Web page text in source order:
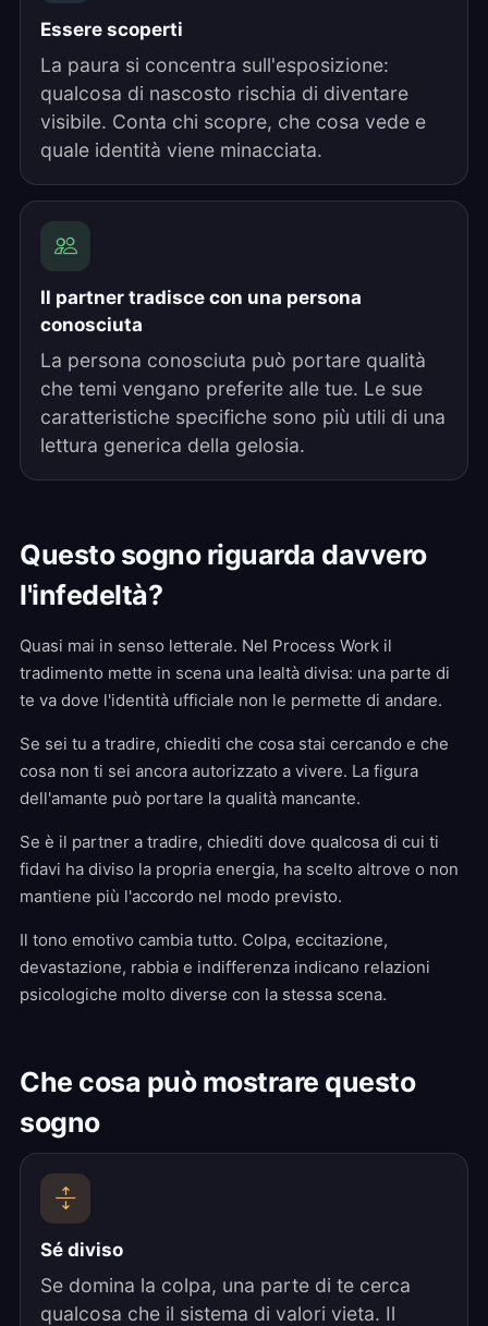
Essere scoperti
La paura si concentra sull'esposizione:
qualcosa di nascosto rischia di diventare
visibile. Conta chi scopre, che cosa vede e
quale identità viene minacciata.
Il partner tradisce con una persona
conosciuta
La persona conosciuta può portare qualità
che temi vengano preferite alle tue. Le sue
caratteristiche specifiche sono più utili di una
lettura generica della gelosia.
Questo sogno riguarda davvero
l'infedeltà?
Quasi mai in senso letterale. Nel Process Work il
tradimento mette in scena una lealtà divisa: una parte di
te va dove l'identità ufficiale non le permette di andare.
Se sei tu a tradire, chiediti che cosa stai cercando e che
cosa non ti sei ancora autorizzato a vivere. La figura
dell'amante può portare la qualità mancante.
Se è il partner a tradire, chiediti dove qualcosa di cui ti
fidavi ha diviso la propria energia, ha scelto altrove o non
mantiene più l'accordo nel modo previsto.
Il tono emotivo cambia tutto. Colpa, eccitazione,
devastazione, rabbia e indifferenza indicano relazioni
psicologiche molto diverse con la stessa scena.
Che cosa può mostrare questo
sogno
Sé diviso
Se domina la colpa, una parte di te cerca
qualcosa che il sistema di valori vieta. Il